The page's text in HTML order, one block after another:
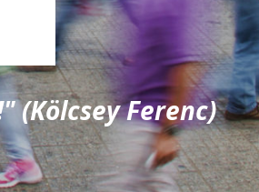
(Kölcsey Ferenc)